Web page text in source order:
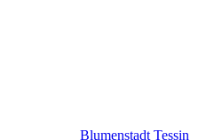
Blumenstadt Tessin